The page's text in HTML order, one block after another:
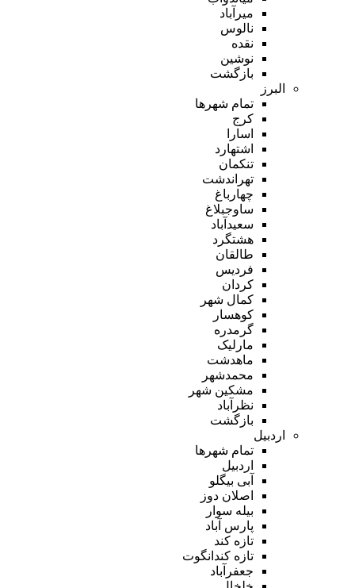
میرآباد
نالوس
نقده
نوشین
بازگشت
البرز
تمام شهر‌ها
کرج
اسارا
اشتهارد
تنکمان
تهراندشت
چهارباغ
ساوجبلاغ
سعیدآباد
هشتگرد
طالقان
فردیس
کردان
کمال شهر
کوهسار
گرمدره
مارلیک
ماهدشت
محمدشهر
مشکین شهر
نظرآباد
بازگشت
اردبیل
تمام شهر‌ها
اردبیل
آبی بیگلو
اصلان دوز
بیله سوار
پارس آباد
تازه کند
تازه کندانگوت
جعفرآباد